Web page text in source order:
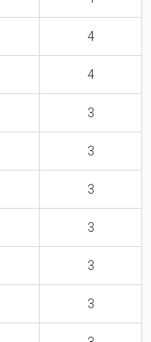
4
4
3
3
3
3
3
3